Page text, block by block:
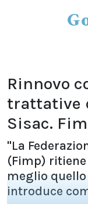
Rinnovo
trattative
Sisac.
"La
(Fimp)
meglio
introduce